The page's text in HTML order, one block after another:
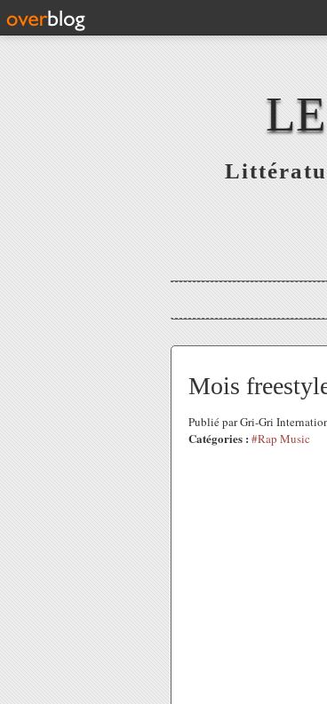
Mois
Publié par Gri-Gri
Catégories : #Rap Music